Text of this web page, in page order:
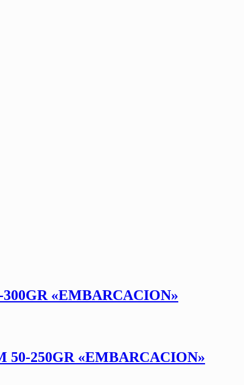
«EMBARCACION»
50-250GR «EMBARCACION»